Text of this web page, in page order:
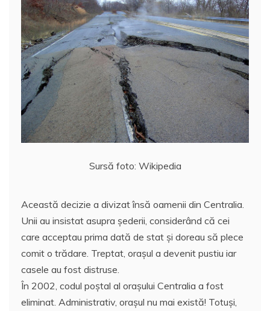
Sursă foto: Wikipedia
Această decizie a divizat însă oamenii din Centralia.
Unii au insistat asupra șederii, considerând că cei
care acceptau prima dată de stat şi doreau să plece
comit o trădare. Treptat, orașul a devenit pustiu iar
casele au fost distruse.
În 2002, codul poștal al oraşului Centralia a fost
eliminat. Administrativ, orașul nu mai există! Totuşi,